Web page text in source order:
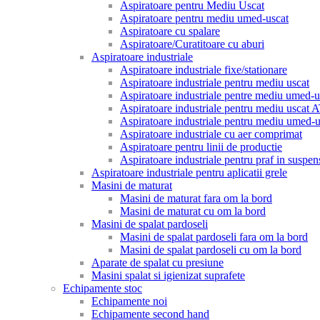
Aspiratoare pentru Mediu Uscat
Aspiratoare pentru mediu umed-uscat
Aspiratoare cu spalare
Aspiratoare/Curatitoare cu aburi
Aspiratoare industriale
Aspiratoare industriale fixe/stationare
Aspiratoare industriale pentru mediu uscat
Aspiratoare industriale pentre mediu umed-
Aspiratoare industriale pentru mediu uscat
Aspiratoare industriale pentru mediu umed-
Aspiratoare industriale cu aer comprimat
Aspiratoare pentru linii de productie
Aspiratoare industriale pentru praf in
Aspiratoare industriale pentru aplicatii grele
Masini de maturat
Masini de maturat fara om la bord
Masini de maturat cu om la bord
Masini de spalat pardoseli
Masini de spalat pardoseli fara om la bord
Masini de spalat pardoseli cu om la bord
Aparate de spalat cu presiune
Masini spalat si igienizat suprafete
Echipamente stoc
Echipamente noi
Echipamente second hand